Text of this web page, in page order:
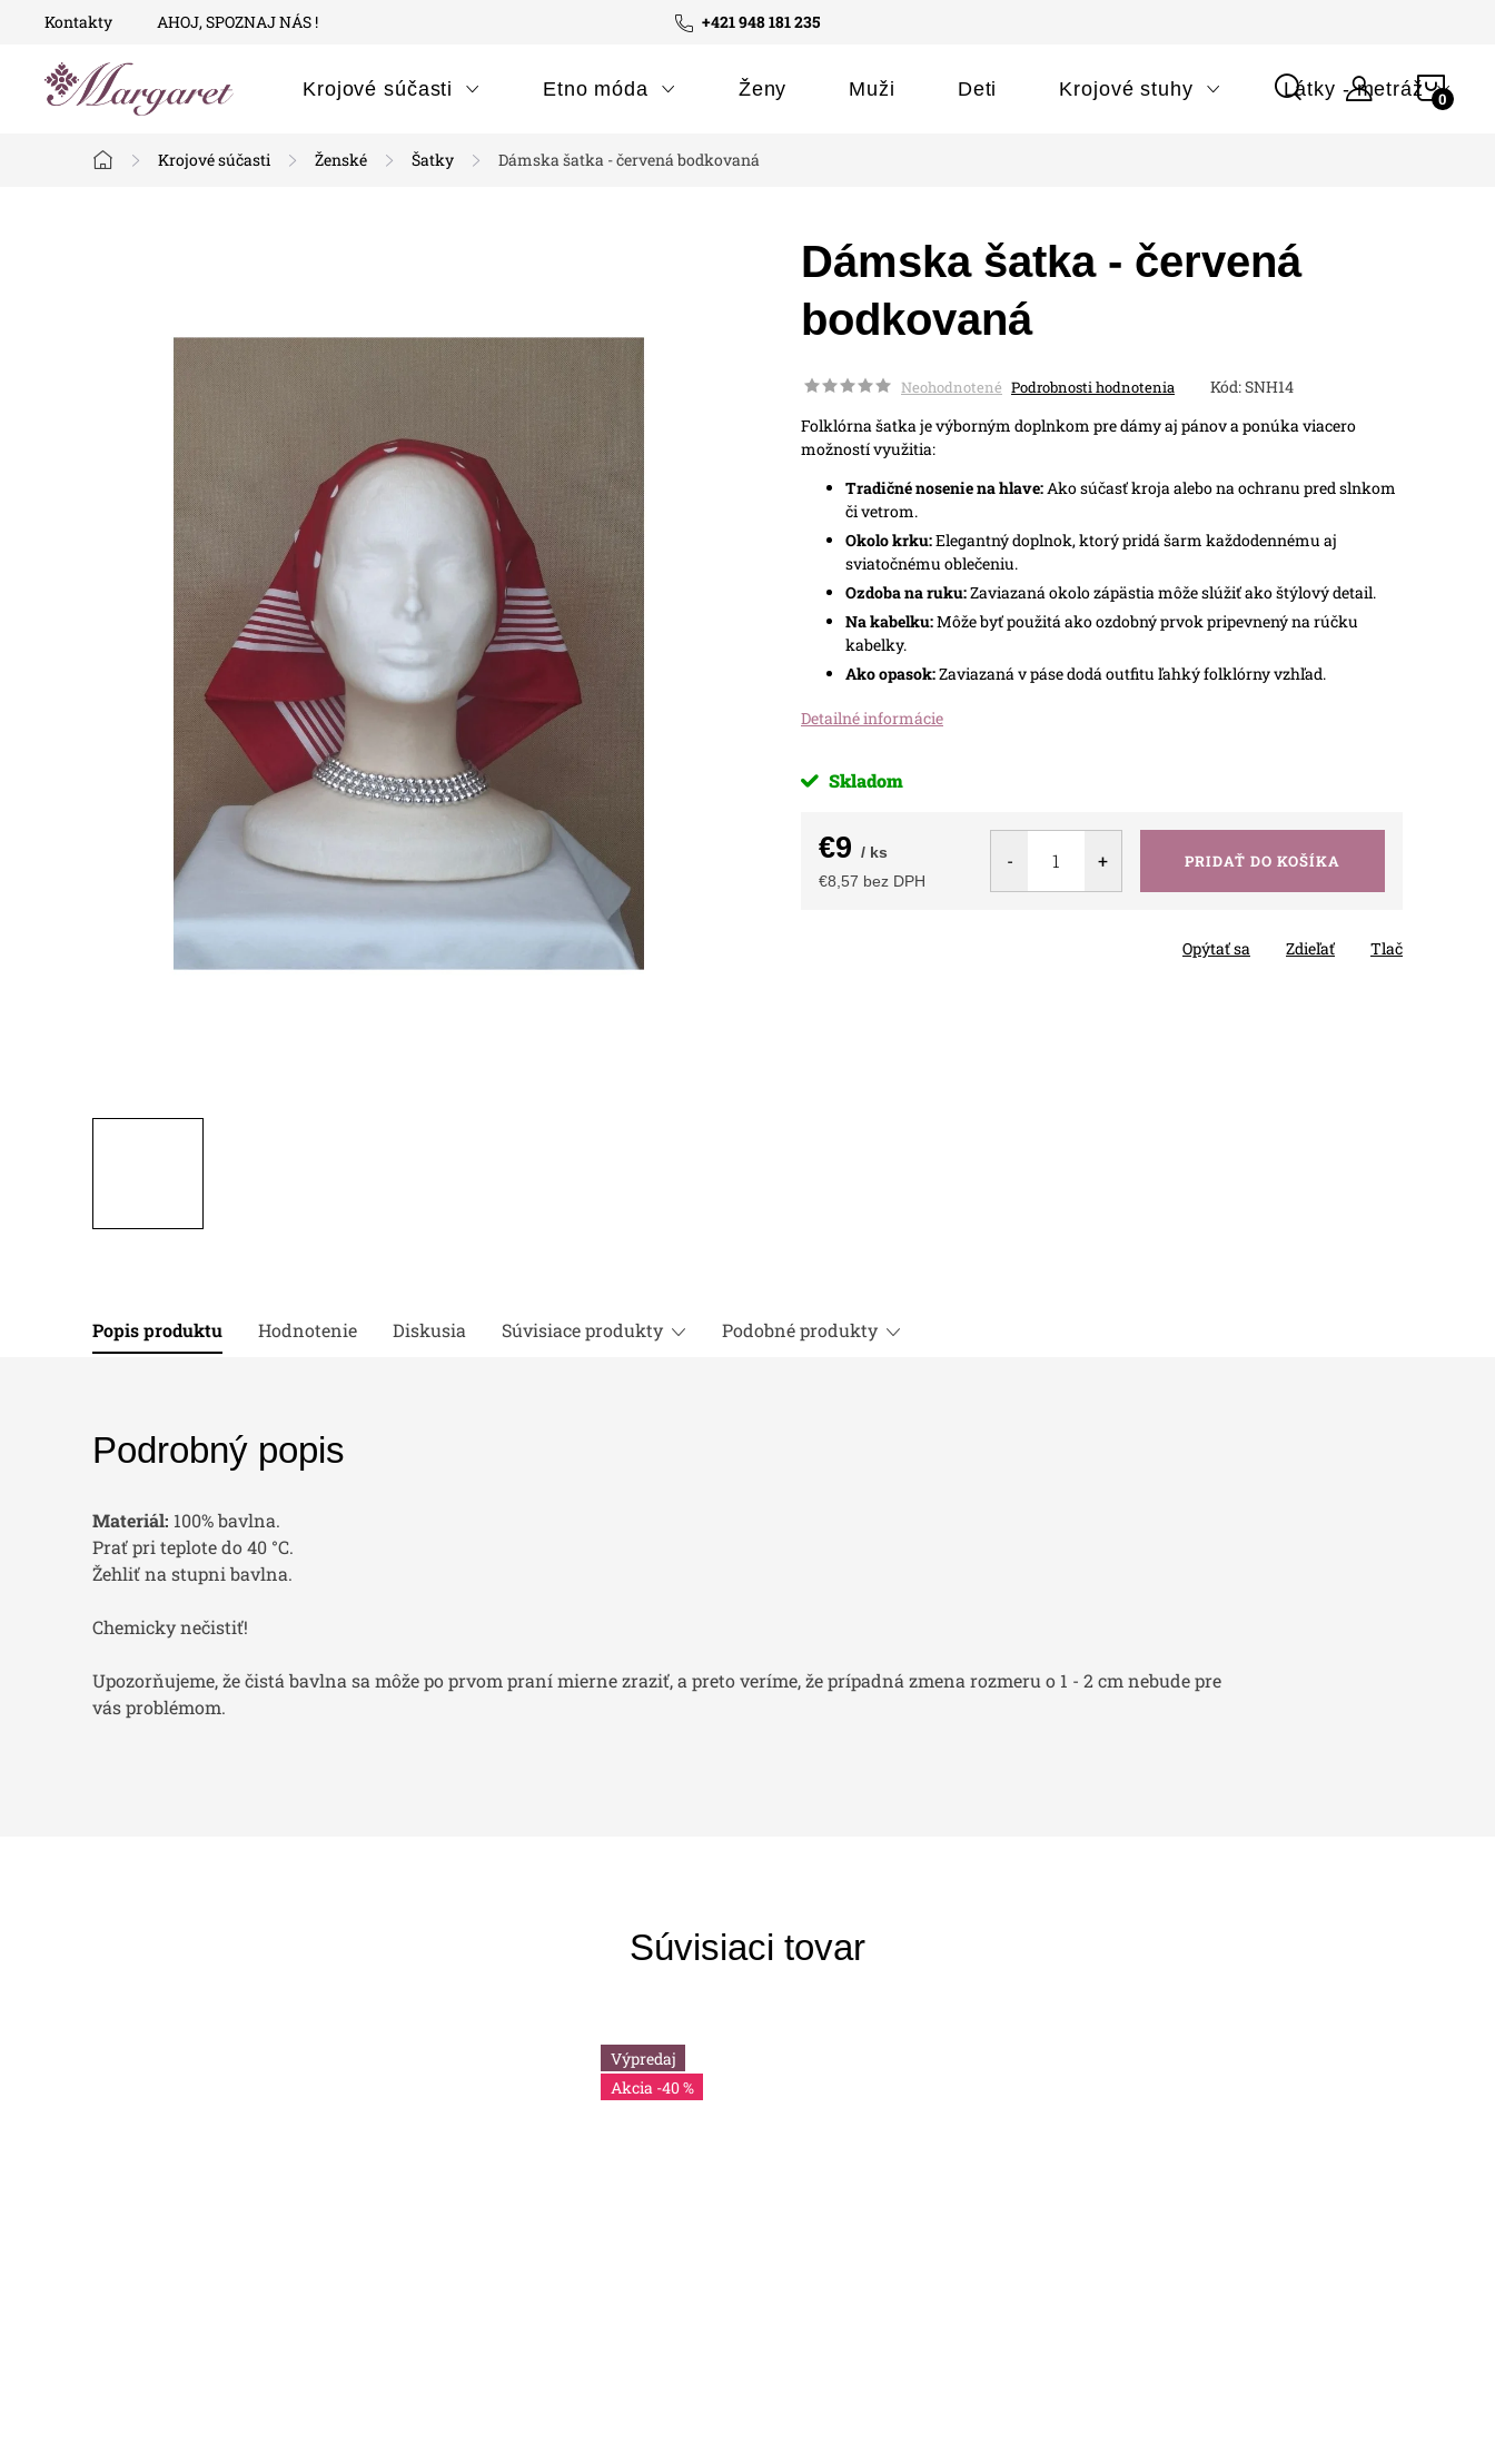
Prejsť
+421 948 181 235
Kontakty AHOJ, SPOZNAJ NÁS !
Krojové súčasti Etno móda Ženy Muži Deti Krojové stuhy Látky - metráž
Domov
Krojové súčasti Ženské Šatky Dámska šatka - červená bodkovaná
Dámska šatka - červená
bodkovaná
Neohodnotené Podrobnosti hodnotenia Kód:SNH14
Folklórna šatka je výborným doplnkom pre dámy aj pánov a ponúka viacero
možností využitia:
Tradičné nosenie na hlave: Ako súčasť kroja alebo na ochranu pred slnkom
či vetrom.
Okolo krku:Elegantný doplnok, ktorý pridá šarm každodennému aj
sviatočnému oblečeniu.
Ozdoba na ruku:Zaviazaná okolo zápästia môže slúžiť ako štýlový detail.
Na kabelku:Môže byť použitá ako ozdobný prvok pripevnený na rúčku
kabelky.
Ako opasok:Zaviazaná v páse dodá outfitu ľahký folklórny vzhľad.
Detailné informácie
Skladom
€9 / ks
€8,57 bez DPH
PRIDAŤ DO KOŠÍKA
Tlač
Opýtať sa Zdieľať
Popis produktu Hodnotenie Diskusia Súvisiace produkty Podobné produkty
Podrobný popis
Materiál: 100% bavlna.
Prať pri teplote do 40 °C.
Žehliť na stupni bavlna.
Chemicky nečistiť!
Upozorňujeme, že čistá bavlna sa môže po prvom praní mierne zraziť, a preto veríme, že prípadná zmena rozmeru o 1 - 2 cm nebude pre
vás problémom.
Súvisiaci tovar
Výpredaj
-40 %